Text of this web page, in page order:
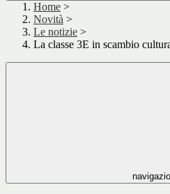
Home >
Novità >
Le notizie >
La classe 3E in scambio